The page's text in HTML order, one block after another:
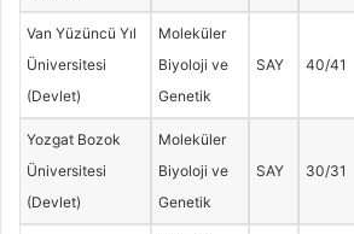
Van Yüzüncü Yıl
Üniversitesi
(Devlet)
Moleküler
Biyoloji ve
Genetik
SAY 40/41
Yozgat Bozok
Üniversitesi
(Devlet)
Moleküler
Biyoloji ve
Genetik
SAY 30/31